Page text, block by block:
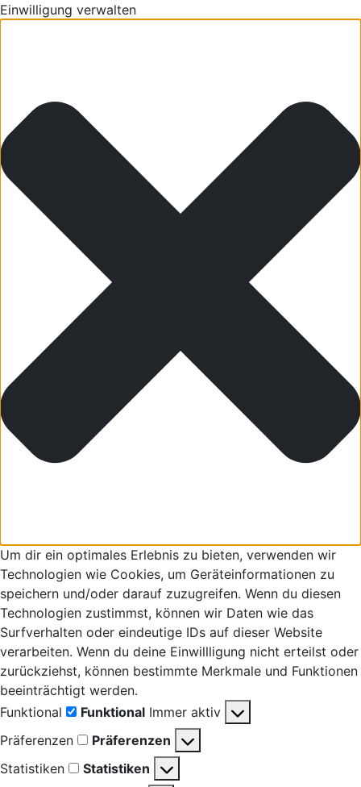
Einwilligung verwalten
Um dir ein optimales Erlebnis zu bieten, verwenden wir
Technologien wie Cookies, um Geräteinformationen zu
speichern und/oder darauf zuzugreifen. Wenn du diesen
Technologien zustimmst, können wir Daten wie das
Surfverhalten oder eindeutige IDs auf dieser Website
verarbeiten. Wenn du deine Einwillligung nicht erteilst oder
zurückziehst, können bestimmte Merkmale und Funktionen
beeinträchtigt werden.
Funktional
Funktional Immer aktiv
Präferenzen
Präferenzen
Statistiken
Statistiken